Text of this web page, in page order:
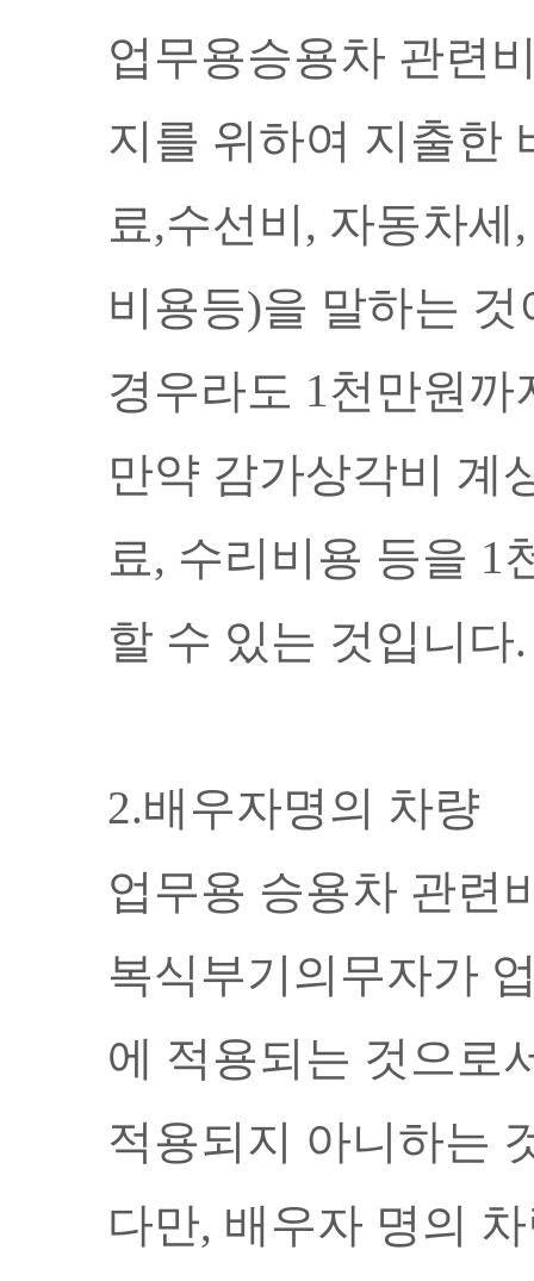
업무용승용차 관련
지를 위하여 지출한
료,수선비, 자동차세,
비용등)을 말하는 것
경우라도 1천만원까
만약 감가상각비 계
료, 수리비용 등을 1
할 수 있는 것입니다.
2.배우자명의 차량
업무용 승용차 관련
복식부기의무자가
에 적용되는 것으로
적용되지 아니하는
다만, 배우자 명의